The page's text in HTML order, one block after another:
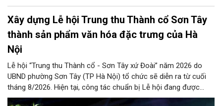
Xây dựng Lễ hội Trung thu Thành cổ Sơn Tây
thành sản phẩm văn hóa đặc trưng của Hà
Nội
Lễ hội “Trung thu Thành cổ - Sơn Tây xứ Đoài” năm 2026 do
UBND phường Sơn Tây (TP Hà Nội) tổ chức sẽ diễn ra từ cuối
tháng 8/2026. Hiện tại, công tác chuẩn bị Lễ hội đang được
chính quyền phường Sơn Tây cùng các phòng, ban, ngành, đơn